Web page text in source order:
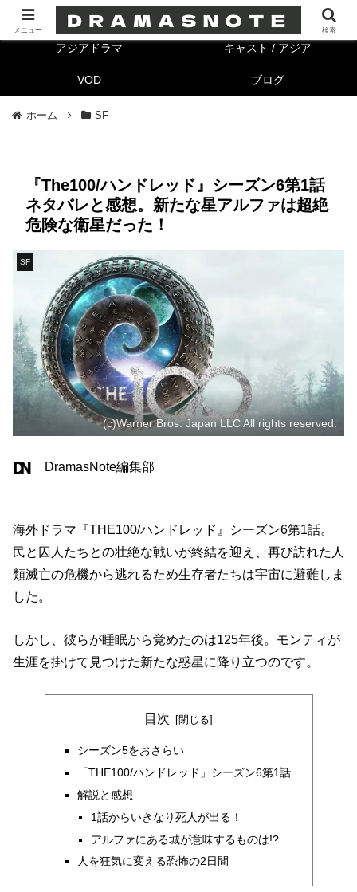
海外ドラマ キャスト/海外
アジアドラマ キャスト / アジア
VOD ブログ
ホーム SF
『The100/ハンドレッド』シーズン6第1話
ネタバレと感想。新たな星アルファは超絶
危険な衛星だった！
SF
(c)Warner Bros. Japan LLC All rights reserved.
DramasNote編集部
海外ドラマ『THE100/ハンドレッド』シーズン6第1話。
民と囚人たちとの壮絶な戦いが終結を迎え、再び訪れた人
類滅亡の危機から逃れるため生存者たちは宇宙に避難しま
した。
しかし、彼らが睡眠から覚めたのは125年後。モンティが
生涯を掛けて見つけた新たな惑星に降り立つのです。
目次
シーズン5をおさらい
「THE100/ハンドレッド」シーズン6第1話
解説と感想
1話からいきなり死人が出る！
アルファにある城が意味するものは!?
人を狂気に変える恐怖の2日間
メニュー 検索